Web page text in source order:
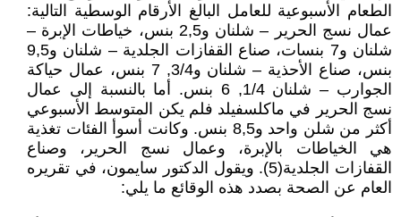
الطعام الأسبوعية للعامل البالغ الأرقام الوسطية التالية:
عمال نسج الحرير – شلنان و2,5 بنس، خياطات الإبرة –
شلنان و7 بنسات، صناع القفازات الجلدية – شلنان و9,5
بنس، صناع الأحذية – شلنان و3/4, 7 بنس، عمال حياكة
الجوارب – شلنان 1/4, 6 بنس. أما بالنسبة إلى عمال
نسج الحرير في ماکلسفیلد فلم يكن المتوسط الأسبوعي
أكثر من شلن واحد و8,5 بنس. وكانت أسوأ الفئات تغذية
هي الخياطات بالإبرة، وعمال نسج الحرير، وصناع
القفازات الجلدية(5). ويقول الدكتور سایمون، في تقريره
العام عن الصحة بصدد هذه الوقائع ما يلي: